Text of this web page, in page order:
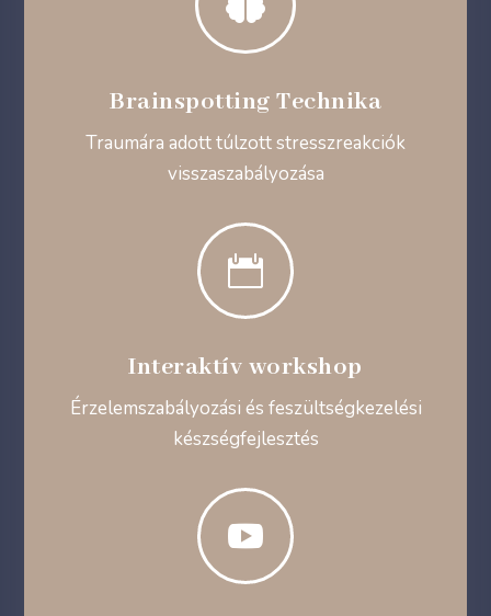
Brainspotting Technika
Traumára adott túlzott stresszreakciók
visszaszabályozása

Interaktív workshop
Érzelemszabályozási és feszültségkezelési
készségfejlesztés
